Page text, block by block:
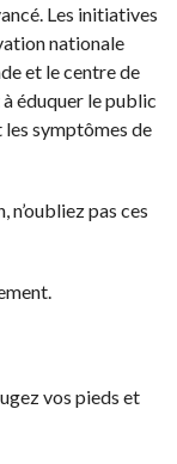
Les initiatives
nationale
et le centre de
éduquer le public
les symptômes de
pas ces
vos pieds et